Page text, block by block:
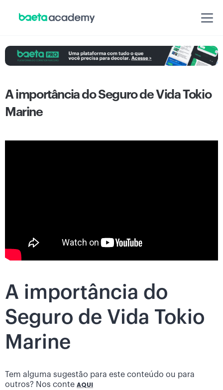
A importância do Seguro de Vida Tokio
Marine
A importância do
Seguro de Vida Tokio
Marine
Tem alguma sugestão para este conteúdo ou para
outros? Nos conte AQUI